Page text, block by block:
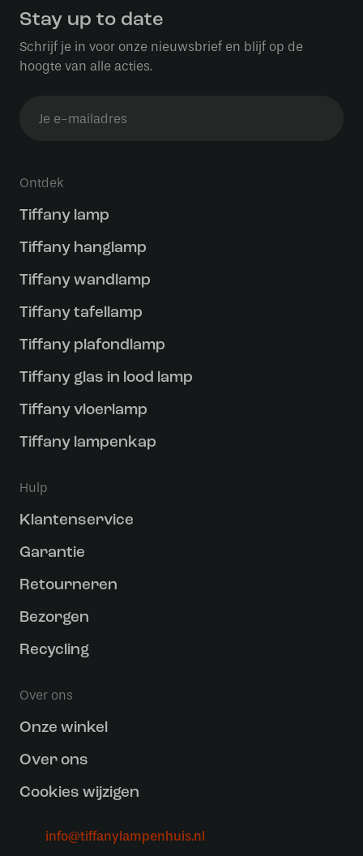
Stay up to date
Schrijf je in voor onze nieuwsbrief en blijf op de
hoogte van alle acties.
Ontdek
Tiffany lamp
Tiffany hanglamp
Tiffany wandlamp
Tiffany tafellamp
Tiffany plafondlamp
Tiffany glas in lood lamp
Tiffany vloerlamp
Tiffany lampenkap
Hulp
Klantenservice
Garantie
Retourneren
Bezorgen
Recycling
Over ons
Onze winkel
Over ons
Cookies wijzigen
info@tiffanylampenhuis.nl